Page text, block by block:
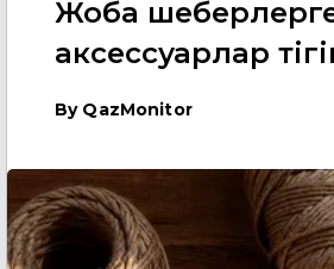
Жоба
аксессуарлар
By QazMonitor